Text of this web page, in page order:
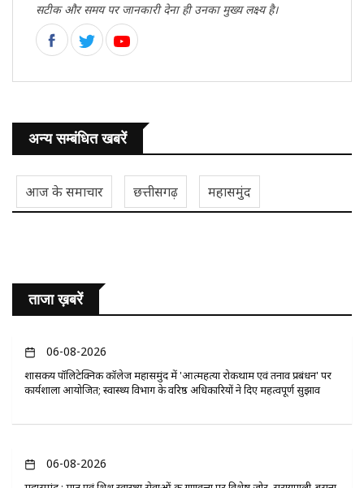
सटीक और समय पर जानकारी देना ही उनका मुख्य लक्ष्य है।
अन्य सम्बंधित खबरें
आज के समाचार छत्तीसगढ़ महासमुंद
ताजा ख़बरें
06-08-2026
​शासकीय पॉलिटेक्निक कॉलेज महासमुंद में 'आत्महत्या रोकथाम एवं तनाव प्रबंधन' पर
कार्यशाला आयोजित; स्वास्थ्य विभाग के वरिष्ठ अधिकारियों ने दिए महत्वपूर्ण सुझाव
06-08-2026